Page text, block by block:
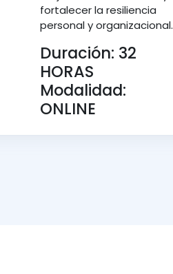
fortalecer la resiliencia
personal y organizacional.
Duración: 32
HORAS
Modalidad:
ONLINE